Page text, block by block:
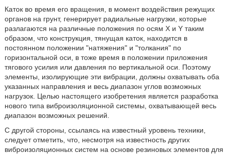
Каток во время его вращения, в момент воздействия режущих
органов на грунт, генерирует радиальные нагрузки, которые
разлагаются на различные положения по осям X и Y таким
образом, что конструкция, тянущая каток, находится в
постоянном положении "натяжения" и "толкания" по
горизонтальной оси, в тоже время в положении приложения
тягового усилия или давления по вертикальной оси. Поэтому
элементы, изолирующие эти вибрации, должны охватывать оба
указанных направления и весь диапазон углов возможных
нагрузок. Целью настоящего изобретения является разработка
нового типа виброизоляционной системы, охватывающей весь
диапазон возможных решений.
С другой стороны, ссылаясь на известный уровень техники,
следует отметить, что, несмотря на известность других
виброизоляционных систем на основе резиновых элементов для